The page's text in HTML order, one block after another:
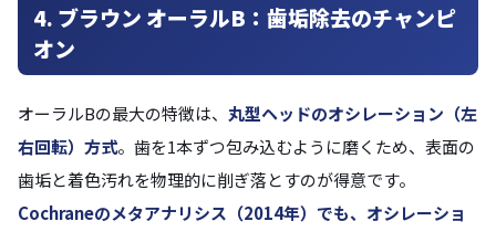
4. ブラウン オーラルB：歯垢除去のチャンピ
オン
オーラルBの最大の特徴は、 丸型ヘッドのオシレーション（左
右回転）方式。歯を1本ずつ包み込むように磨くため、表面の
歯垢と着色汚れを物理的に削ぎ落とすのが得意です。
Cochraneのメタアナリシス（2014年）でも、オシレーショ